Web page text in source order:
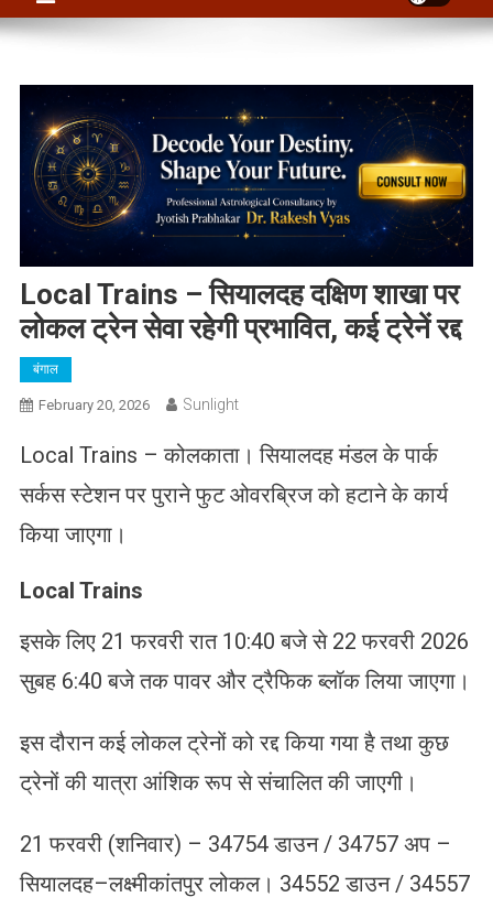
Local Trains – सियालदह दक्षिण शाखा पर
लोकल ट्रेन सेवा रहेगी प्रभावित, कई ट्रेनें रद्द
बंगाल
February 20, 2026 Sunlight
Local Trains – कोलकाता। सियालदह मंडल के पार्क
सर्कस स्टेशन पर पुराने फुट ओवरब्रिज को हटाने के कार्य
किया जाएगा।
Local Trains
इसके लिए 21 फरवरी रात 10:40 बजे से 22 फरवरी 2026
सुबह 6:40 बजे तक पावर और ट्रैफिक ब्लॉक लिया जाएगा।
इस दौरान कई लोकल ट्रेनों को रद्द किया गया है तथा कुछ
ट्रेनों की यात्रा आंशिक रूप से संचालित की जाएगी।
21 फरवरी (शनिवार) – 34754 डाउन / 34757 अप –
सियालदह–लक्ष्मीकांतपुर लोकल। 34552 डाउन / 34557